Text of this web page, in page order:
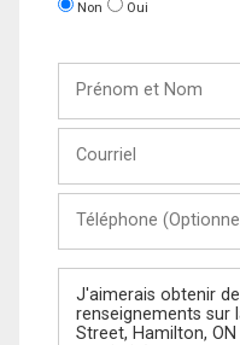
Non Oui
Nom
(Optionnel)
Message